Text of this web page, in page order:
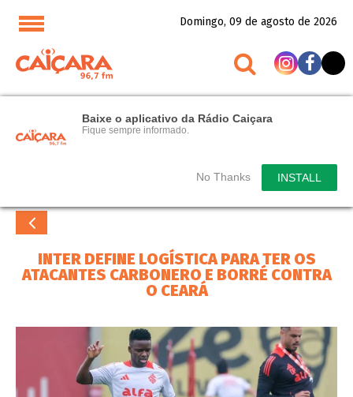
Baixe o aplicativo da Rádio Caiçara
Fique sempre informado.
No Thanks INSTALL
Domingo, 09 de agosto de 2026
INTER DEFINE LOGÍSTICA PARA TER OS
ATACANTES CARBONERO E BORRÉ CONTRA
O CEARÁ